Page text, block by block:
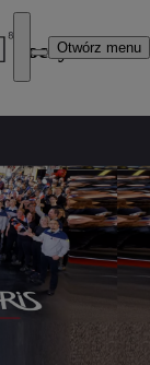
Otwórz menu